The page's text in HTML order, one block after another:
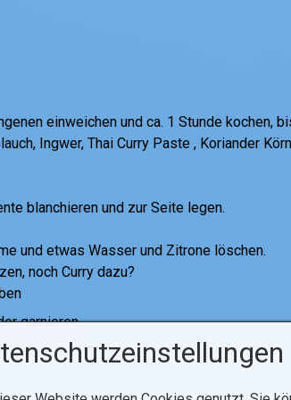
einweichen und ca. 1 Stunde kochen,
Ingwer, Thai Curry Paste , Koriander
blanchieren und zur Seite legen.
und etwas Wasser und Zitrone löschen.
noch Curry dazu?
garnieren..